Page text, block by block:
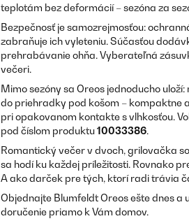
teplotám bez deformácií – sezóna za
Bezpečnosť je samozrejmosťou:
zabraňuje ich vyleteniu. Súčasťou
prehrabávanie ohňa. Vyberateľná
večeri.
Mimo sezóny sa Oreos jednoducho
do priehradky pod košom – kompaktne
pri opakovanom kontakte s vlhkosťou.
pod číslom produktu 10033386.
Romantický večer v dvoch, grilovačka
sa hodí ku každej príležitosti. Rovnako
A ako darček pre tých, ktorí radi trávia
Objednajte Blumfeldt Oreos ešte dnes
doručenie priamo k Vám domov.